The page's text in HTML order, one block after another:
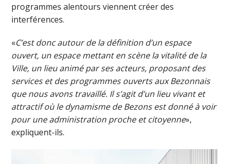
programmes alentours viennent créer des
interférences.
«C’est donc autour de la définition d’un espace
ouvert, un espace mettant en scène la vitalité de la
Ville, un lieu animé par ses acteurs, proposant des
services et des programmes ouverts aux Bezonnais
que nous avons travaillé. Il s’agit d’un lieu vivant et
attractif où le dynamisme de Bezons est donné à voir
pour une administration proche et citoyenne»,
expliquent-ils.